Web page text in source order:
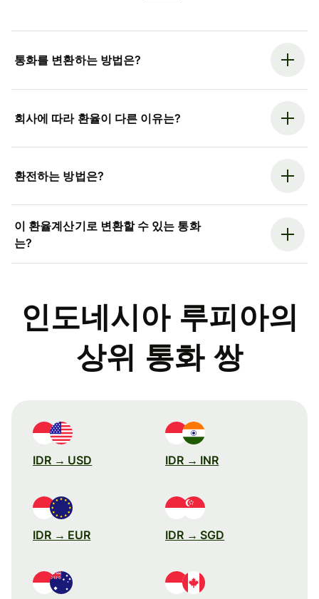
통화를 변환하는 방법은?
회사에 따라 환율이 다른 이유는?
환전하는 방법은?
이 환율계산기로 변환할 수 있는 통화
는?
인도네시아 루피아의
상위 통화 쌍
IDR → USD IDR → INR
IDR → EUR IDR → SGD